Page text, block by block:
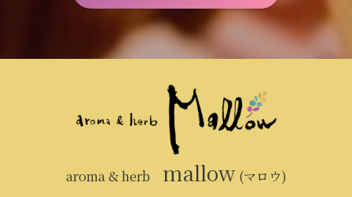
aroma & herb mallow(マロウ)